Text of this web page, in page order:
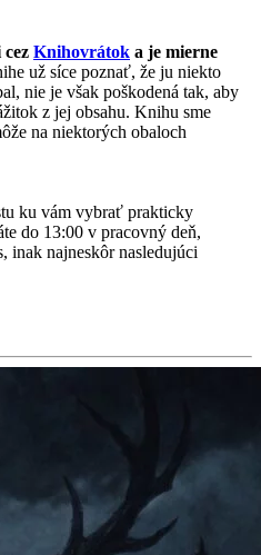
Knihovrátok a je mierne
už síce poznať, že ju niekto
nie je však poškodená tak, aby
z jej obsahu. Knihu sme
na niektorých obaloch
ku vám vybrať prakticky
do 13:00 v pracovný deň,
inak najneskôr nasledujúci